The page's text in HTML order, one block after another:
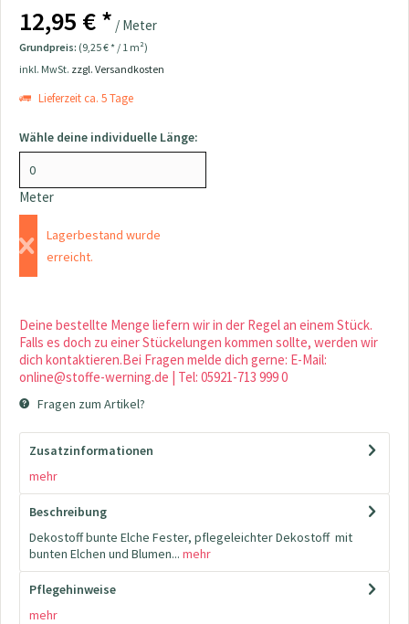
12,95 € * / Meter
Grundpreis: (9,25 € * / 1 m²)
inkl. MwSt. zzgl. Versandkosten
Lieferzeit ca. 5 Tage
Wähle deine individuelle Länge:
Meter
Lagerbestand wurde
erreicht.
Deine bestellte Menge liefern wir in der Regel an einem Stück.
Falls es doch zu einer Stückelungen kommen sollte, werden wir
dich kontaktieren.Bei Fragen melde dich gerne: E-Mail:
online@stoffe-werning.de | Tel: 05921-713 999 0
Fragen zum Artikel?
Zusatzinformationen
mehr
Beschreibung
Dekostoff bunte Elche Fester, pflegeleichter Dekostoff mit
bunten Elchen und Blumen... mehr
Pflegehinweise
mehr